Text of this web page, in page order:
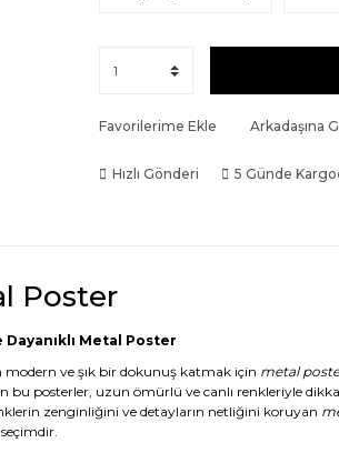
Favorilerime Ekle Arkadaşına
Hızlı Gönderi 5 Günde
Poster
Dayanıklı Metal Poster
modern ve şık bir dokunuş katmak için metal
bu posterler, uzun ömürlü ve canlı renkleriyle
zenginliğini ve detayların netliğini koruyan